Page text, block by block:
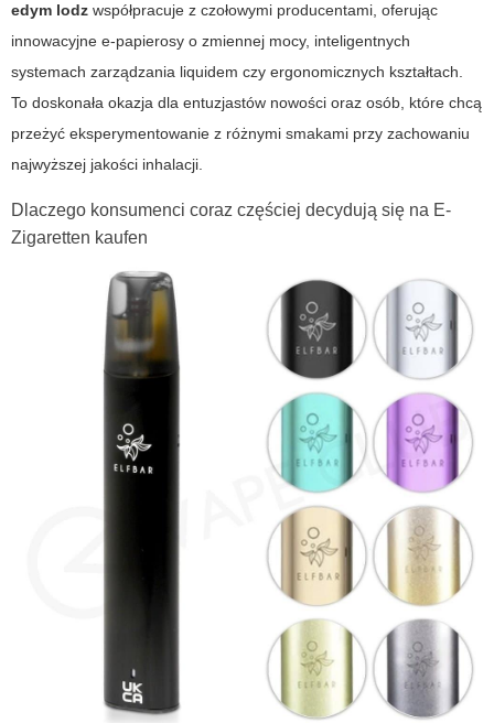
edym lodz współpracuje z czołowymi producentami, oferując
innowacyjne e-papierosy o zmiennej mocy, inteligentnych
systemach zarządzania liquidem czy ergonomicznych kształtach.
To doskonała okazja dla entuzjastów nowości oraz osób, które chcą
przeżyć eksperymentowanie z różnymi smakami przy zachowaniu
najwyższej jakości inhalacji.
Dlaczego konsumenci coraz częściej decydują się na E-
Zigaretten kaufen